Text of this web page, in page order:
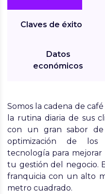
Claves de éxito
Datos
económicos
Somos la cadena de
la rutina diaria de sus
con un gran sabor
optimización de los
tecnología para
tu gestión del negocio.
franquicia con un alto
metro cuadrado.